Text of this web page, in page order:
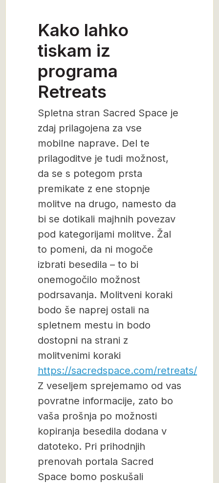
Kako lahko
tiskam iz
programa
Retreats
Spletna stran Sacred Space je
zdaj prilagojena za vse
mobilne naprave. Del te
prilagoditve je tudi možnost,
da se s potegom prsta
premikate z ene stopnje
molitve na drugo, namesto da
bi se dotikali majhnih povezav
pod kategorijami molitve. Žal
to pomeni, da ni mogoče
izbrati besedila – to bi
onemogočilo možnost
podrsavanja. Molitveni koraki
bodo še naprej ostali na
spletnem mestu in bodo
dostopni na strani z
molitvenimi koraki
https://sacredspace.com/retreats/
Z veseljem sprejemamo od vas
povratne informacije, zato bo
vaša prošnja po možnosti
kopiranja besedila dodana v
datoteko. Pri prihodnjih
prenovah portala Sacred
Space bomo poskušali